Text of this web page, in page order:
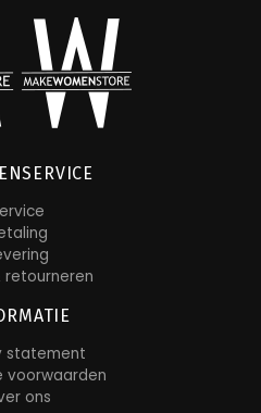
retourneren
statement
voorwaarden
ons